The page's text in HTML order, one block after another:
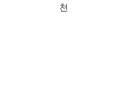
천